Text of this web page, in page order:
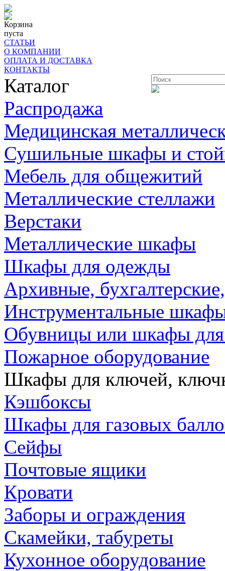
Корзина
пуста
СТАТЬИ
О КОМПАНИИ
ОПЛАТА И ДОСТАВКА
КОНТАКТЫ
Каталог
Распродажа
Медицинская
Сушильные шкафы и
Мебель для общежитий
Металлические стеллажи
Верстаки
Металлические шкафы
Шкафы для одежды
Архивные,
Инструментальные
Обувницы или шкафы
Пожарное оборудование
Шкафы для ключей,
Кэшбоксы
Шкафы для газовых
Сейфы
Почтовые ящики
Кровати
Заборы и ограждения
Скамейки, табуреты
Кухонное оборудование